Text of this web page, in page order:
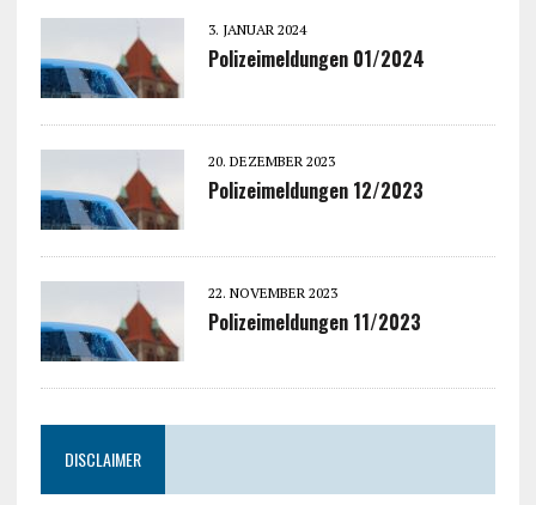
3. JANUAR 2024
Polizeimeldungen 01/2024
20. DEZEMBER 2023
Polizeimeldungen 12/2023
22. NOVEMBER 2023
Polizeimeldungen 11/2023
DISCLAIMER